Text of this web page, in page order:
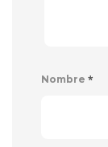
Nombre *